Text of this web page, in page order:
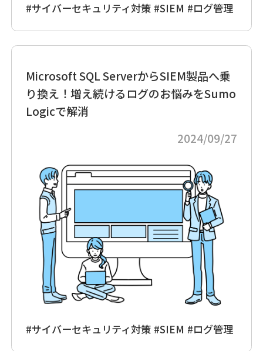
#サイバーセキュリティ対策 #SIEM #ログ管理
Microsoft SQL ServerからSIEM製品へ乗
り換え！増え続けるログのお悩みをSumo
Logicで解消
2024/09/27
#サイバーセキュリティ対策 #SIEM #ログ管理